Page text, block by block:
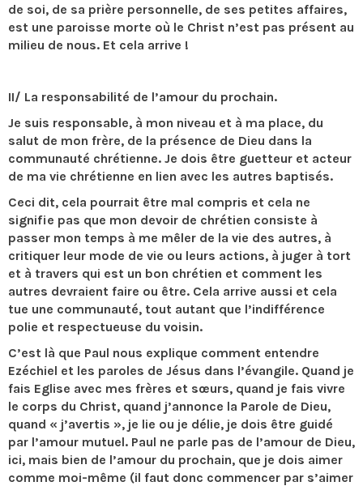
de soi, de sa prière personnelle, de ses petites affaires,
est une paroisse morte où le Christ n’est pas présent au
milieu de nous. Et cela arrive !
II/ La responsabilité de l’amour du prochain.
Je suis responsable, à mon niveau et à ma place, du
salut de mon frère, de la présence de Dieu dans la
communauté chrétienne. Je dois être guetteur et acteur
de ma vie chrétienne en lien avec les autres baptisés.
Ceci dit, cela pourrait être mal compris et cela ne
signifie pas que mon devoir de chrétien consiste à
passer mon temps à me mêler de la vie des autres, à
critiquer leur mode de vie ou leurs actions, à juger à tort
et à travers qui est un bon chrétien et comment les
autres devraient faire ou être. Cela arrive aussi et cela
tue une communauté, tout autant que l’indifférence
polie et respectueuse du voisin.
C’est là que Paul nous explique comment entendre
Ezéchiel et les paroles de Jésus dans l’évangile. Quand je
fais Eglise avec mes frères et sœurs, quand je fais vivre
le corps du Christ, quand j’annonce la Parole de Dieu,
quand « j’avertis », je lie ou je délie, je dois être guidé
par l’amour mutuel. Paul ne parle pas de l’amour de Dieu,
ici, mais bien de l’amour du prochain, que je dois aimer
comme moi-même (il faut donc commencer par s’aimer